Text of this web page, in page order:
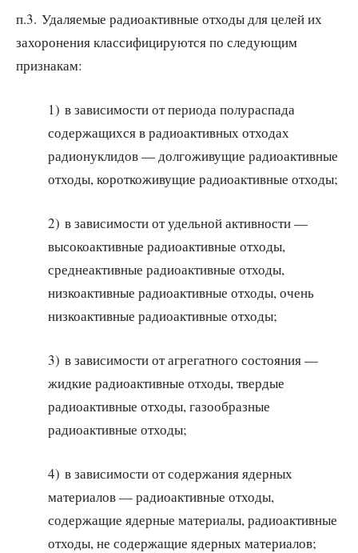
п.3. Удаляемые радиоактивные отходы для целей их
захоронения классифицируются по следующим
признакам:
1) в зависимости от периода полураспада
содержащихся в радиоактивных отходах
радионуклидов — долгоживущие радиоактивные
отходы, короткоживущие радиоактивные отходы;
2) в зависимости от удельной активности —
высокоактивные радиоактивные отходы,
среднеактивные радиоактивные отходы,
низкоактивные радиоактивные отходы, очень
низкоактивные радиоактивные отходы;
3) в зависимости от агрегатного состояния —
жидкие радиоактивные отходы, твердые
радиоактивные отходы, газообразные
радиоактивные отходы;
4) в зависимости от содержания ядерных
материалов — радиоактивные отходы,
содержащие ядерные материалы, радиоактивные
отходы, не содержащие ядерных материалов;